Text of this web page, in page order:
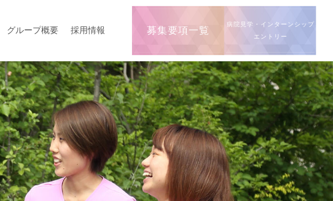
グループ概要 採用情報 募集要項一覧
病院見学・インターンシップ
エントリー